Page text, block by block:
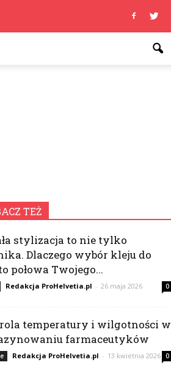
TEŻ
stylizacja to nie tylko
Dlaczego wybór kleju do
połowa Twojego...
Redakcja ProHelvetia.pl - 26 maja 2026 0
temperatury i wilgotności w
farmaceutyków
Redakcja ProHelvetia.pl - 13 kwietnia 2026 0